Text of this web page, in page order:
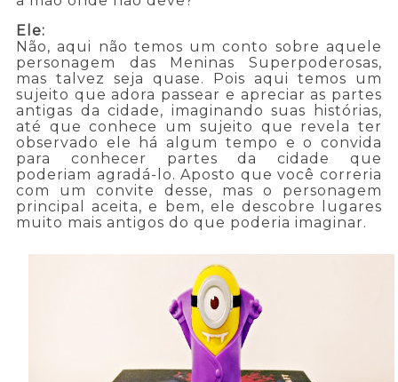
Ele:
Não, aqui não temos um conto sobre aquele
personagem das Meninas Superpoderosas,
mas talvez seja quase. Pois aqui temos um
sujeito que adora passear e apreciar as partes
antigas da cidade, imaginando suas histórias,
até que conhece um sujeito que revela ter
observado ele há algum tempo e o convida
para conhecer partes da cidade que
poderiam agradá-lo. Aposto que você correria
com um convite desse, mas o personagem
principal aceita, e bem, ele descobre lugares
muito mais antigos do que poderia imaginar.